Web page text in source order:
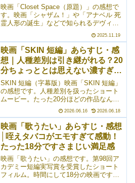
ム！
映画「Closet Space（原題）」の感想で
す。映画「シャザム！」や「アナベル 死
霊人形の誕生」などで知られるデヴィッ
フィルム（短編映画）。サンドバーグ監
督本人も出演しています。しかも、主人
公の女性を演じるのはサンドバーグ監督
の奥さんである俳優のロッタ・ロステ
ン。新居のクローゼットが実は――とい
うアイデア一本で勝負した作品です。非
常に満足感がありました。
2025.11.19
映画「SKIN 短編」あらすじ・感
想｜人種差別は引き継がれる？20
分ちょっととは思えない濃すぎる
内容
SKIN 短編（字幕版）映画「SKIN 短編」
の感想です。人種差別を扱ったショート
ムービー。たった20分ほどの作品なんで
すが、本当にいろいろと考えさせられま
す。めちゃくちゃ濃い20分。ちょっと
ね、鑑賞後にだいぶ引きずる（良い意味
で）。すみれ...
2026.06.16 2026.06.18
映画「歌うたい」あらすじ・感想
│咥えタバコがエモすぎて感動！
たった18分ですさまじい満足感
映画「歌うたい」の感想です。第98回ア
カデミー短編実写賞を受賞したショート
フィルム。時間にして18分の映画です